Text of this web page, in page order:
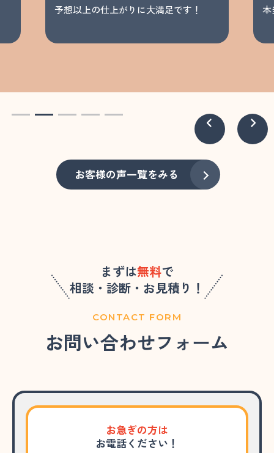
予想以上の仕上がりに大満足です！ 本
お客様の声一覧をみる
まずは無料で
相談・診断・お見積り！
CONTACT FORM
お問い合わせフォーム
お急ぎの方は
お電話ください！